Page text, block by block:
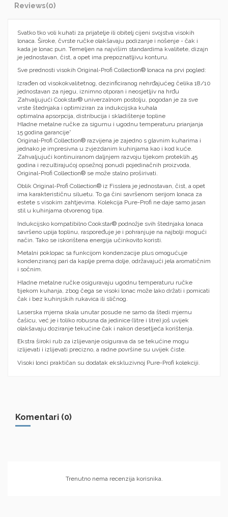
Reviews(0)
Svatko tko voli kuhati za prijatelje ili obitelj cijeni svojstva visokih
lonaca. Široke, čvrste ručke olakšavaju podizanje i nošenje - čak i
kada je lonac pun. Temeljen na najvišim standardima kvalitete, dizajn
je jednostavan, čist, a opet ima prepoznatljivu konturu.
Sve prednosti visokih Original-Profi Collection® lonaca na prvi pogled:
Izrađen od visokokvalitetnog, dezinficiranog nehrđajućeg čelika 18/10
jednostavan za njegu, iznimno otporan i neosjetljiv na hrđu
Zahvaljujući Cookstar® univerzalnom postolju, pogodan je za sve
vrste štednjaka i optimiziran za indukcijska kuhala
optimalna apsorpcija, distribucija i skladištenje topline
Hladne metalne ručke za sigurnu i ugodnu temperaturu prianjanja
15 godina garancije*
Original-Profi Collection® razvijena je zajedno s glavnim kuharima i
jednako je impresivna u zvjezdanim kuhinjama kao i kod kuće.
Zahvaljujući kontinuiranom daljnjem razvoju tijekom proteklih 45
godina i rezultirajućoj opsežnoj ponudi pojedinačnih proizvoda,
Original-Profi Collection® se može stalno proširivati.
Oblik Original-Profi Collection® iz Fisslera je jednostavan, čist, a opet
ima karakterističnu siluetu. To ga čini savršenom serijom lonaca za
estete s visokim zahtjevima. Kolekcija Pure-Profi ne daje samo jasan
stil u kuhinjama otvorenog tipa.
Indukcijsko kompatibilno Cookstar® podnožje svih štednjaka lonaca
savršeno upija toplinu, raspoređuje je i pohranjuje na najbolji mogući
način. Tako se iskorištena energija učinkovito koristi.
Metalni poklopac sa funkcijom kondenzacije plus omogućuje
kondenziranoj pari da kaplje prema dolje, održavajući jela aromatičnim
i sočnim.
Hladne metalne ručke osiguravaju ugodnu temperaturu ručke
tijekom kuhanja, zbog čega se visoki lonac može lako držati i pomicati
čak i bez kuhinjskih rukavica ili sličnog.
Laserska mjerna skala unutar posude ne samo da štedi mjernu
čašicu, već je i toliko robusna da jedinice (litre i litre) još uvijek
olakšavaju doziranje tekućine čak i nakon desetljeća korištenja.
Ekstra široki rub za izlijevanje osigurava da se tekućine mogu
izlijevati i izlijevati precizno, a radne površine su uvijek čiste.
Visoki lonci praktičan su dodatak ekskluzivnoj Pure-Profi kolekciji.
Komentari (0)
Trenutno nema recenzija korisnika.